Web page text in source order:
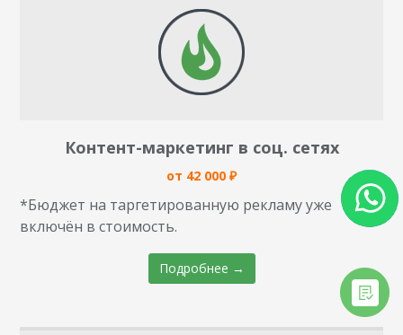
Контент-маркетинг в соц. сетях
от 42 000 ₽
*Бюджет на таргетированную рекламу уже
включён в стоимость.
Подробнее →